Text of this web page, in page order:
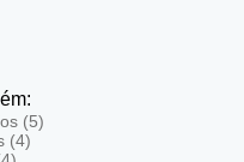
(5)
(4)